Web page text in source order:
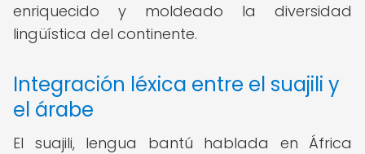
enriquecido y moldeado la diversidad
lingüística del continente.
Integración léxica entre el suajili y
el árabe
El suajili, lengua bantú hablada en África